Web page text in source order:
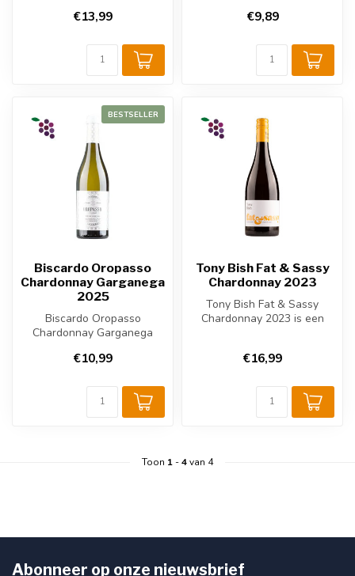
€13,99 €9,89
BESTSELLER
Biscardo Oropasso
Chardonnay Garganega
2025
Biscardo Oropasso
Chardonnay Garganega
wijn uit de ...
€10,99
Tony Bish Fat & Sassy
Chardonnay 2023
Tony Bish Fat & Sassy
Chardonnay 2023 is een
€16,99
Toon 1-4van 4
Abonneer op onze nieuwsbrief